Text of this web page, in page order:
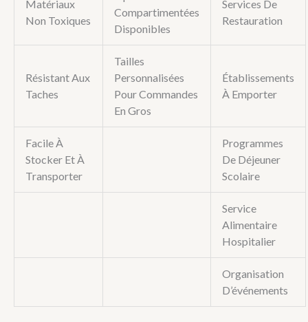
Matériaux
Non Toxiques
Compartimentées
Disponibles
Services De
Restauration
Résistant Aux
Taches
Tailles
Personnalisées
Pour Commandes
En Gros
Établissements
À Emporter
Facile À
Stocker Et À
Transporter
Programmes
De Déjeuner
Scolaire
Service
Alimentaire
Hospitalier
Organisation
D’événements